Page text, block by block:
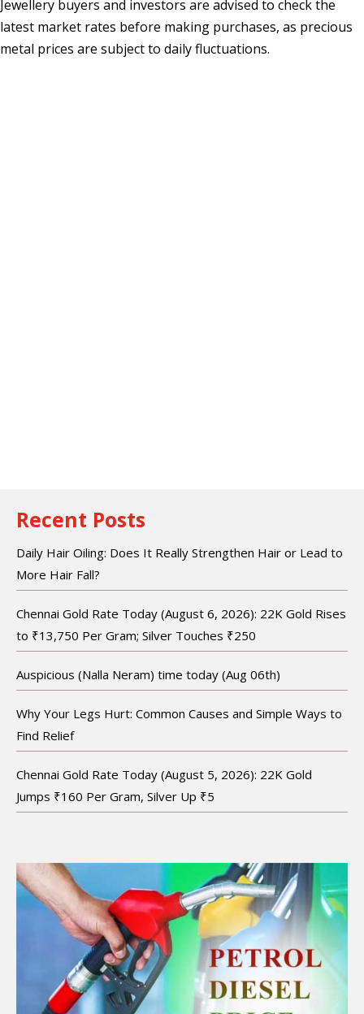
Jewellery buyers and investors are advised to check the
latest market rates before making purchases, as precious
metal prices are subject to daily fluctuations.
Recent Posts
Daily Hair Oiling: Does It Really Strengthen Hair or Lead to
More Hair Fall?
Chennai Gold Rate Today (August 6, 2026): 22K Gold Rises
to ₹13,750 Per Gram; Silver Touches ₹250
Auspicious (Nalla Neram) time today (Aug 06th)
Why Your Legs Hurt: Common Causes and Simple Ways to
Find Relief
Chennai Gold Rate Today (August 5, 2026): 22K Gold
Jumps ₹160 Per Gram, Silver Up ₹5